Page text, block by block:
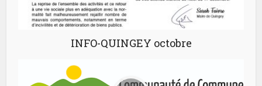
INFO-QUINGEY octobre